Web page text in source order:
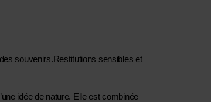
souvenirs.Restitutions sensibles et
idée de nature. Elle est combinée